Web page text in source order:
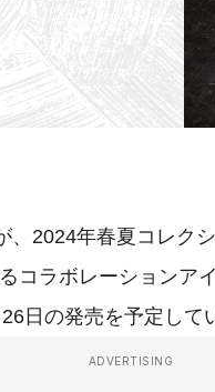
2024年春夏コレク
コラボレーションア
日の発売を予定して
ADVERTISING